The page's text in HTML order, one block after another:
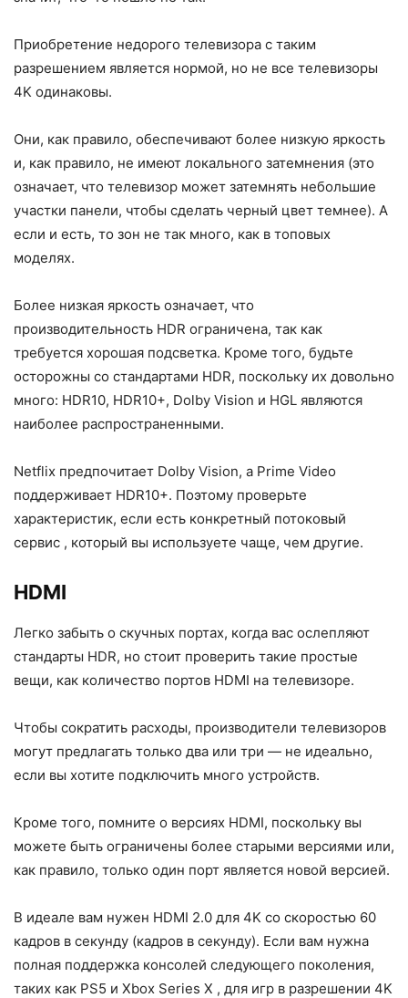
Приобретение недорого телевизора с таким
разрешением является нормой, но не все телевизоры
4K одинаковы.
Они, как правило, обеспечивают более низкую яркость
и, как правило, не имеют локального затемнения (это
означает, что телевизор может затемнять небольшие
участки панели, чтобы сделать черный цвет темнее). А
если и есть, то зон не так много, как в топовых
моделях.
Более низкая яркость означает, что
производительность HDR ограничена, так как
требуется хорошая подсветка. Кроме того, будьте
осторожны со стандартами HDR, поскольку их довольно
много: HDR10, HDR10+, Dolby Vision и HGL являются
наиболее распространенными.
Netflix предпочитает Dolby Vision, а Prime Video
поддерживает HDR10+. Поэтому проверьте
характеристик, если есть конкретный потоковый
сервис , который вы используете чаще, чем другие.
HDMI
Легко забыть о скучных портах, когда вас ослепляют
стандарты HDR, но стоит проверить такие простые
вещи, как количество портов HDMI на телевизоре.
Чтобы сократить расходы, производители телевизоров
могут предлагать только два или три — не идеально,
если вы хотите подключить много устройств.
Кроме того, помните о версиях HDMI, поскольку вы
можете быть ограничены более старыми версиями или,
как правило, только один порт является новой версией.
В идеале вам нужен HDMI 2.0 для 4K со скоростью 60
кадров в секунду (кадров в секунду). Если вам нужна
полная поддержка консолей следующего поколения,
таких как PS5 и Xbox Series X , для игр в разрешении 4K